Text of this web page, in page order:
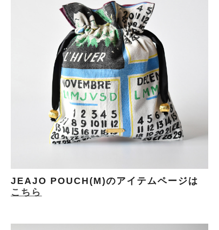
JEAJO POUCH(M)のアイテムページは
こちら